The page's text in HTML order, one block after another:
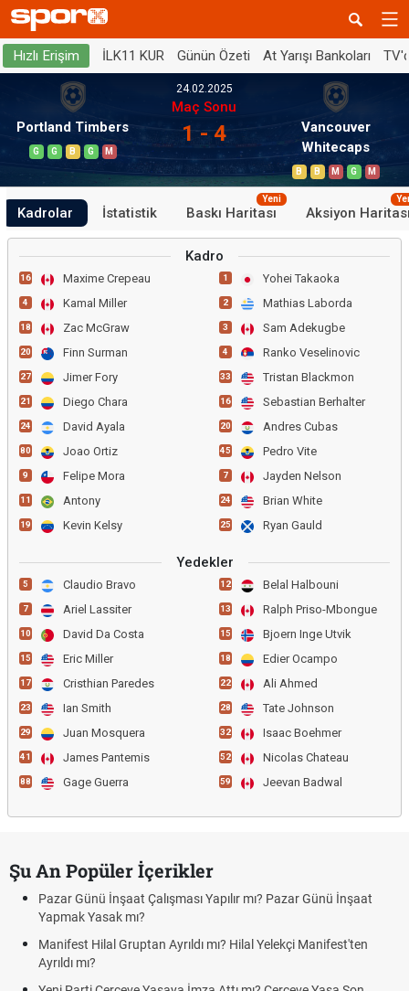
Hızlı Erişim İLK11 KUR Günün Özeti At Yarışı Bankoları
Portland Timbers
G G B G M
24.02.2025
Maç Sonu
1 - 4
Vancouver
Whitecaps
B B M G M
Kadrolar İstatistik Baskı Haritası
Yeni
Aksiyon
Kadro
16 Maxime Crepeau
4 Kamal Miller
18 Zac McGraw
20 Finn Surman
27 Jimer Fory
21 Diego Chara
24 David Ayala
80 Joao Ortiz
9 Felipe Mora
11 Antony
19 Kevin Kelsy
1 Yohei Takaoka
2 Mathias Laborda
3 Sam Adekugbe
4 Ranko Veselinovic
33 Tristan Blackmon
16 Sebastian Berhalter
20 Andres Cubas
45 Pedro Vite
7 Jayden Nelson
24 Brian White
25 Ryan Gauld
Yedekler
5 Claudio Bravo
7 Ariel Lassiter
10 David Da Costa
15 Eric Miller
17 Cristhian Paredes
23 Ian Smith
29 Juan Mosquera
41 James Pantemis
88 Gage Guerra
12 Belal Halbouni
13 Ralph Priso-Mbongue
15 Bjoern Inge Utvik
18 Edier Ocampo
22 Ali Ahmed
28 Tate Johnson
32 Isaac Boehmer
52 Nicolas Chateau
59 Jeevan Badwal
Şu An Popüler İçerikler
Pazar Günü İnşaat Çalışması Yapılır mı? Pazar Günü İnşaat
Yapmak Yasak mı?
Manifest Hilal Gruptan Ayrıldı mı? Hilal Yelekçi Manifest'ten
Ayrıldı mı?